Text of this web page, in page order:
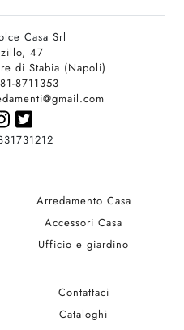
Casa Srl
47
di Stabia (Napoli)
8711353
Arredamento Casa
Accessori Casa
Ufficio e giardino
Contattaci
Cataloghi